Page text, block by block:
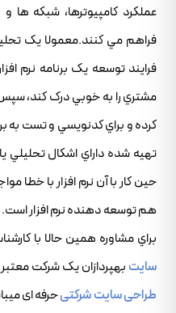
عملکرد کامپيوترها، شبکه ها
فراهم مي کنند.معمولا يک
فرايند توسعه يک برنامه نرم
مشتري را به خوبي درک کند،
کرده و براي کدنويسي و تست به
تهيه شده داراي اشکال تحليلي
حين کار با آن نرم افزار با خطا
هم توسعه دهنده نرم افزار است.
براي مشاوره همين حالا با
سایت بهپردازان یک شرکت معتبر
طراحی سایت شرکتیحرفه ای